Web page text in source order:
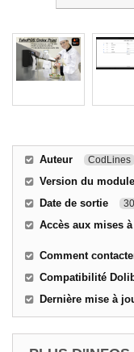
Auteur CodLines
Version du module
Date de sortie
Accès aux mises
Comment
Compatibilité
Dernière mise à